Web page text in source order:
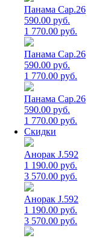
Панама Cap.26
590.00 руб.
1 770.00 руб.
Панама Cap.26
590.00 руб.
1 770.00 руб.
Панама Cap.26
590.00 руб.
1 770.00 руб.
Скидки
Анорак J.592
1 190.00 руб.
3 570.00 руб.
Анорак J.592
1 190.00 руб.
3 570.00 руб.